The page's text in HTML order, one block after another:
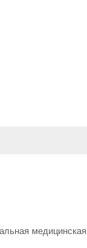
медицинская